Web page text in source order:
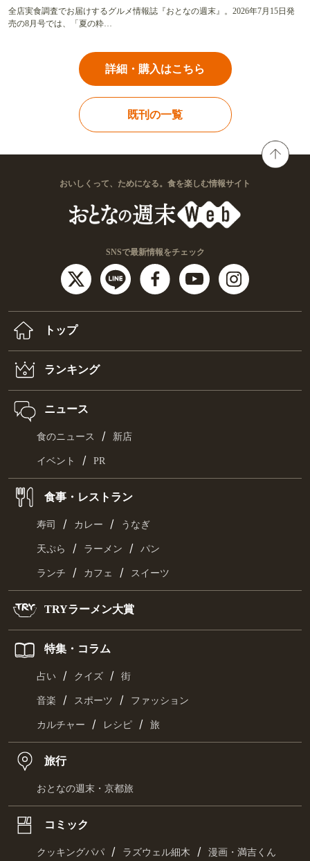
全店実食調査でお届けするグルメ情報誌『おとなの週末』。2026年7月15日発
売の8月号では、「夏の粋…
詳細・購入はこちら
既刊の一覧
おいしくって、ためになる。食を楽しむ情報サイト
SNSで最新情報をチェック
トップ
ランキング
ニュース
食のニュース / 新店
イベント / PR
食事・レストラン
寿司 / カレー / うなぎ
天ぷら / ラーメン / パン
ランチ / カフェ / スイーツ
TRYラーメン大賞
特集・コラム
占い / クイズ / 街
音楽 / スポーツ / ファッション
カルチャー / レシピ / 旅
旅行
おとなの週末・京都旅
コミック
クッキングパパ / ラズウェル細木 / 漫画・満吉くん